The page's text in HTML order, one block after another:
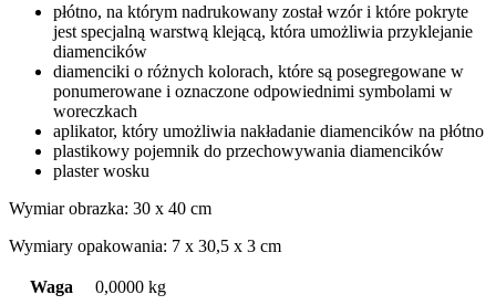
płótno, na którym nadrukowany został wzór i które pokryte
jest specjalną warstwą klejącą, która umożliwia przyklejanie
diamencików
diamenciki o różnych kolorach, które są posegregowane w
ponumerowane i oznaczone odpowiednimi symbolami w
woreczkach
aplikator, który umożliwia nakładanie diamencików na płótno
plastikowy pojemnik do przechowywania diamencików
plaster wosku
Wymiar obrazka: 30 x 40 cm
Wymiary opakowania: 7 x 30,5 x 3 cm
Waga 0,0000 kg